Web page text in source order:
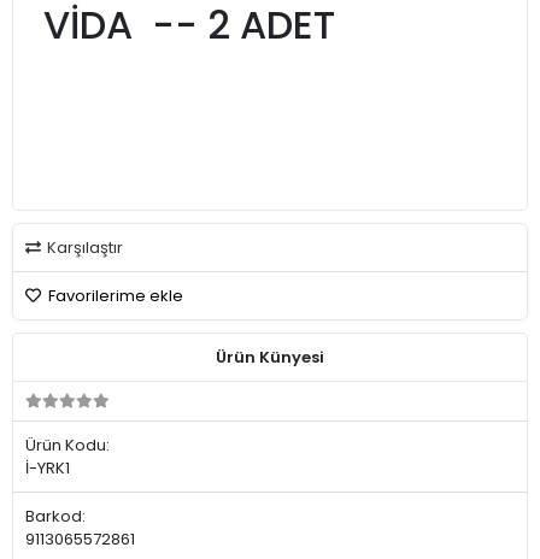
VİDA -- 2 ADET
Karşılaştır
Favorilerime ekle
Ürün Künyesi
Ürün Kodu:
İ-YRK1
Barkod:
9113065572861